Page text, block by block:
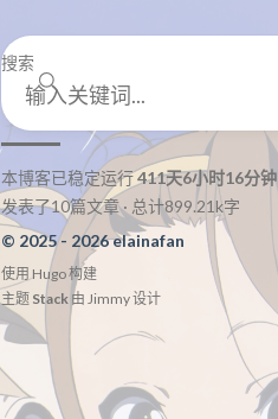
搜索
本博客已稳定运行411天6小时16分钟
发表了10篇文章 · 总计899.21k字
© 2025 - 2026 elainafan
使用Hugo构建
主题 Stack 由 Jimmy设计